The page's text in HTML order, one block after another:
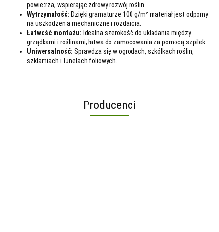
powietrza, wspierając zdrowy rozwój roślin.
Wytrzymałość: Dzięki gramaturze 100 g/m² materiał jest odporny
na uszkodzenia mechaniczne i rozdarcia.
Łatwość montażu: Idealna szerokość do układania między
grządkami i roślinami, łatwa do zamocowania za pomocą szpilek.
Uniwersalność: Sprawdza się w ogrodach, szkółkach roślin,
szklarniach i tunelach foliowych.
Producenci